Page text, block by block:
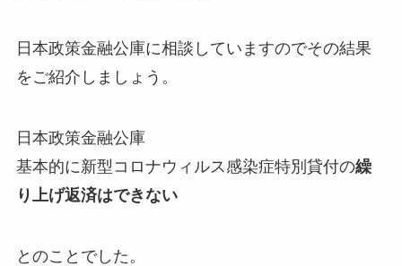
日本政策金融公庫に相談していますのでその結果
をご紹介しましょう。
日本政策金融公庫
基本的に新型コロナウィルス感染症特別貸付の繰
り上げ返済はできない
とのことでした。